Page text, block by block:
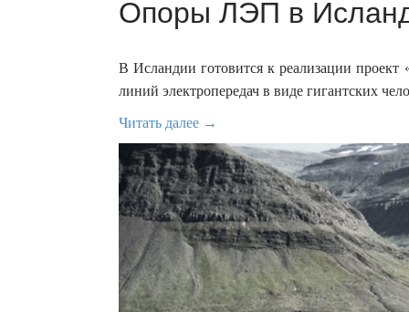
Опоры ЛЭП в
В Исландии готовится к реализации
линий электропередач в виде гигантских
Читать далее →